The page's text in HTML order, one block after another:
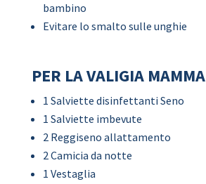
bambino
Evitare lo smalto sulle unghie
PER LA VALIGIA MAMMA
1 Salviette disinfettanti Seno
1 Salviette imbevute
2 Reggiseno allattamento
2 Camicia da notte
1 Vestaglia